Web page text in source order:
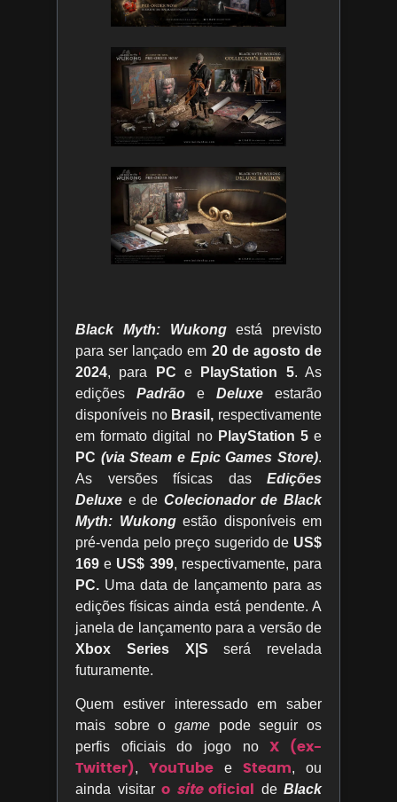
Black Myth: Wukongestá previsto
para ser lançado em 20 de agosto de
2024, para PC e PlayStation 5. As
edições Padrão e Deluxe estarão
disponíveis no Brasil, respectivamente
em formato digital no PlayStation 5e
PC (via Steam e Epic Games Store).
As versões físicas das Edições
Deluxe e de Colecionador de Black
Myth: Wukong estão disponíveis em
pré-venda pelo preço sugerido de US$
169 e US$ 399, respectivamente, para
PC. Uma data de lançamento para as
edições físicas ainda está pendente. A
janela de lançamento para a versão de
Xbox Series X|S será revelada
futuramente.
Quem estiver interessado em saber
mais sobre o game pode seguir os
perfis oficiais do jogo noX (ex-
Twitter), YouTube e Steam, ou
ainda visitar o siteoficial de Black